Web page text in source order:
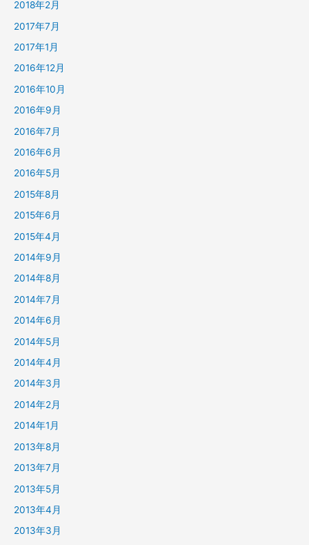
2018年2月
2017年7月
2017年1月
2016年12月
2016年10月
2016年9月
2016年7月
2016年6月
2016年5月
2015年8月
2015年6月
2015年4月
2014年9月
2014年8月
2014年7月
2014年6月
2014年5月
2014年4月
2014年3月
2014年2月
2014年1月
2013年8月
2013年7月
2013年5月
2013年4月
2013年3月